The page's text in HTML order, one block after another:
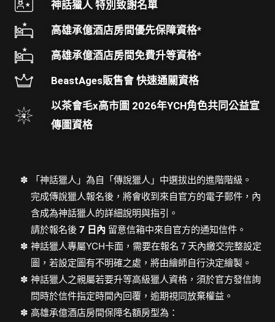
神話獵人 特別致謝名單
高雄承億酒店房間優先保障資格*
高雄承億酒店房間免費升等資格*
BeastAges販售會 快速通關資格
以茶會毛x高市圖 2026年YCH角色共同公益宣
傳圖資格
「神話獵人」為自「傳說獵人」中選拔出的進階階級。
完成傳說獵人報名後，將會收到來自官方的電子郵件，內
含成為神話獵人的詳細說明與指引。
請於報名後 7 日內 留意信箱中來自官方的通知信件。
神話獵人專屬YCH卡面，需要在報名７天內繳交完整設定
圖，若設定圖有不明確之處，將由繪師自行決定繪製。
神話獵人之親屬若要升等高級獵人資格，須於官方發信詢
問時於信件指定時間內回覆，逾期視同放棄權益。
高雄承億酒店房間保障名額房型為：